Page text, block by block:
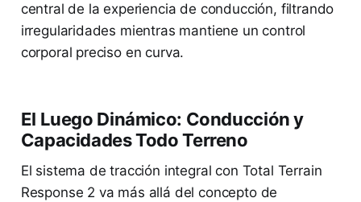
central de la experiencia de conducción, filtrando
irregularidades mientras mantiene un control
corporal preciso en curva.
El Luego Dinámico: Conducción y
Capacidades Todo Terreno
El sistema de tracción integral con Total Terrain
Response 2 va más allá del concepto de